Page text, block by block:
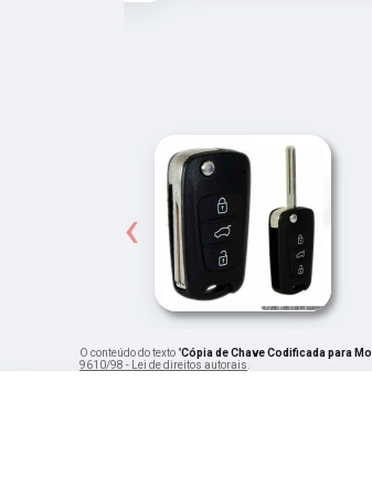
‹
O conteúdo do texto "Cópia de Chave Codificada para
9610/98 - Lei de direitos autorais.